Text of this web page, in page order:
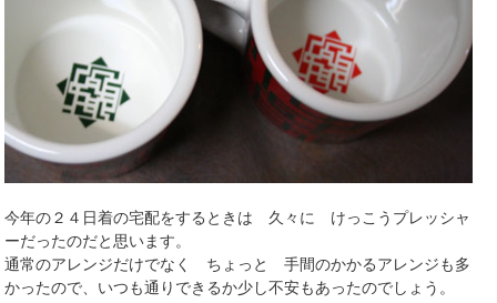
今年の２４日着の宅配をするときは 久々に けっこうプレッシャ
ーだったのだと思います。
通常のアレンジだけでなく ちょっと 手間のかかるアレンジも多
かったので、いつも通りできるか少し不安もあったのでしょう。